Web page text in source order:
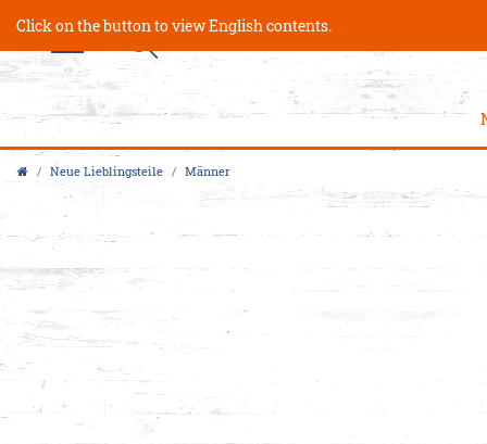
Click on the button to view English contents.
Neue Lieblingsteile Männer